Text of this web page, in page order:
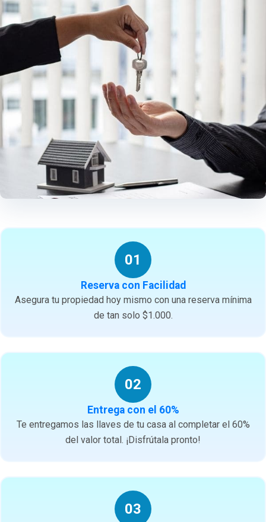
01
Reserva con Facilidad
Asegura tu propiedad hoy mismo con una reserva mínima
de tan solo $1.000.
02
Entrega con el 60%
Te entregamos las llaves de tu casa al completar el 60%
del valor total. ¡Disfrútala pronto!
03